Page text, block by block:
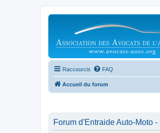
Raccourcis FAQ
Accueil du forum
Forum d'Entraide Auto-Moto -